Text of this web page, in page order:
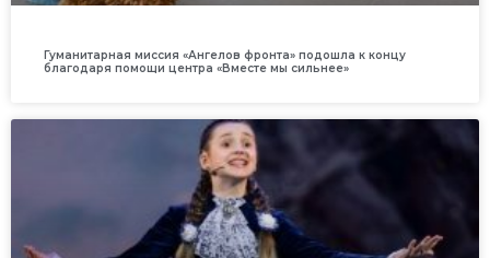
Гуманитарная миссия «Ангелов фронта» подошла к концу
благодаря помощи центра «Вместе мы сильнее»